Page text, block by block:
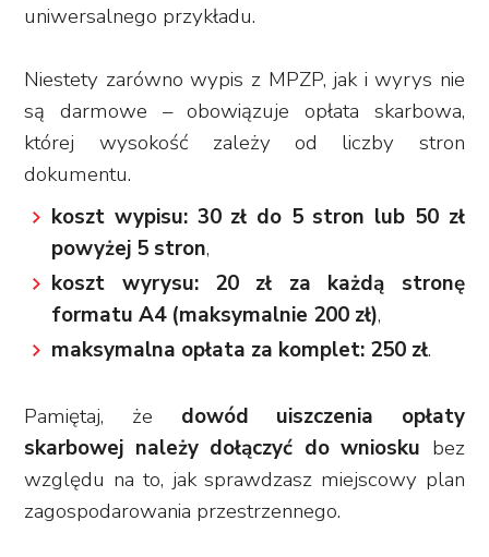
uniwersalnego przykładu.
Niestety zarówno wypis z MPZP, jak i wyrys nie
są darmowe – obowiązuje opłata skarbowa,
której wysokość zależy od liczby stron
dokumentu.
koszt wypisu: 30 zł do 5 stron lub 50 zł
powyżej 5 stron,
koszt wyrysu: 20 zł za każdą stronę
formatu A4 (maksymalnie 200 zł),
maksymalna opłata za komplet: 250 zł.
Pamiętaj, że dowód uiszczenia opłaty
skarbowej należy dołączyć do wniosku bez
względu na to, jak sprawdzasz miejscowy plan
zagospodarowania przestrzennego.